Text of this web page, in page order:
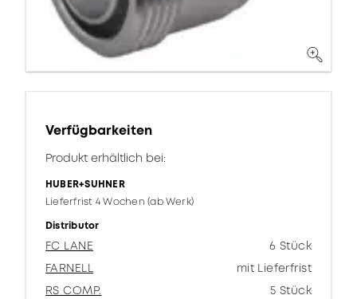
Verfügbarkeiten
Produkt erhältlich bei:
HUBER+SUHNER
Lieferfrist 4 Wochen (ab Werk)
Distributor
FC LANE
6 Stück
FARNELL
mit Lieferfrist
RS COMP.
5 Stück